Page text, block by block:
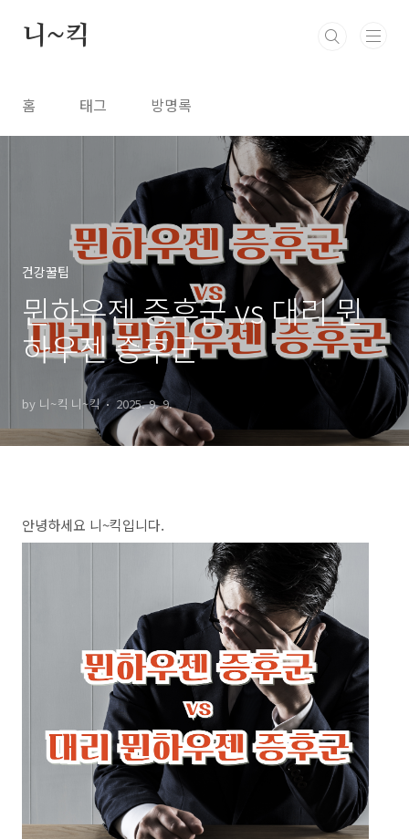
니~킥
홈 태그 방명록
건강꿀팁
뮌하우젠 증후군 vs 대리 뮌
하우젠 증후군
by 니~킥 니~킥 2025. 9. 9.
안녕하세요 니~킥입니다.